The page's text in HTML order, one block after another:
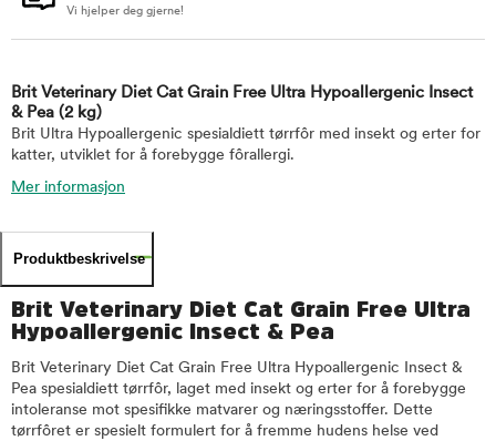
Vi hjelper deg gjerne!
Brit Veterinary Diet Cat Grain Free Ultra Hypoallergenic Insect
& Pea (2 kg)
Brit Ultra Hypoallergenic spesialdiett tørrfôr med insekt og erter for
katter, utviklet for å forebygge fôrallergi.
Mer informasjon
Produktbeskrivelse
Brit Veterinary Diet Cat Grain Free Ultra
Hypoallergenic Insect & Pea
Brit Veterinary Diet Cat Grain Free Ultra Hypoallergenic Insect &
Pea spesialdiett tørrfôr, laget med insekt og erter for å forebygge
intoleranse mot spesifikke matvarer og næringsstoffer. Dette
tørrfôret er spesielt formulert for å fremme hudens helse ved